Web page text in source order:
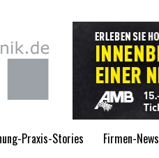
Praxis-Stories Firmen-News